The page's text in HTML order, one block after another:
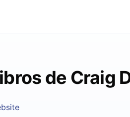
de Craig